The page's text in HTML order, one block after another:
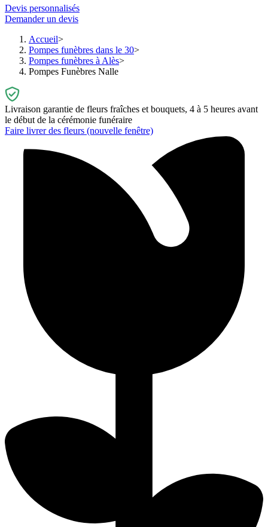
Devis personnalisés
Demander un devis
Accueil
Pompes funèbres dans le 30
Pompes funèbres à Alès
Pompes Funèbres Nalle
Livraison garantie de fleurs fraîches et bouquets, 4 à 5 heures avant
le début de la cérémonie funéraire
Faire livrer des fleurs (nouvelle fenêtre)